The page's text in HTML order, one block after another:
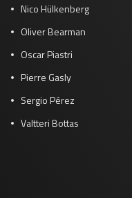
Nico Hülkenberg
Oliver Bearman
Oscar Piastri
Pierre Gasly
Sergio Pérez
Valtteri Bottas